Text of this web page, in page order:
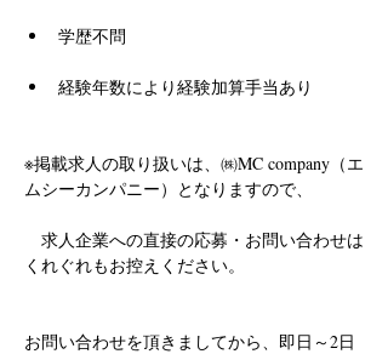
学歴不問
経験年数により経験加算手当あり
※掲載求人の取り扱いは、㈱MC company（エ
ムシーカンパニー）となりますので、
求人企業への直接の応募・お問い合わせは
くれぐれもお控えください。
お問い合わせを頂きましてから、即日～2日